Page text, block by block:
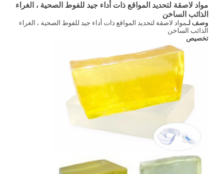
مواد لاصقة لتحديد المواقع ذات أداء جيد للفوط الصحية ، الغراء
الذائب الساخن
وصف لـمواد لاصقة لتحديد المواقع ذات أداء جيد للفوط الصحية ، الغراء
الذائب الساخن
تخصيص